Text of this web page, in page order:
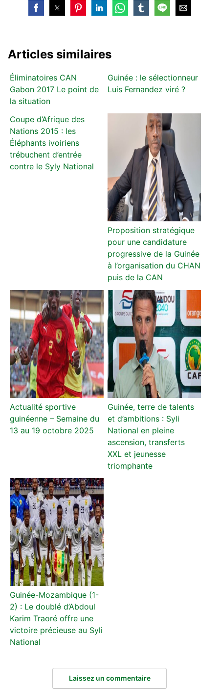
Articles similaires
Éliminatoires CAN
Gabon 2017 Le point de
la situation
Guinée : le sélectionneur
Luis Fernandez viré ?
Coupe d’Afrique des
Nations 2015 : les
Éléphants ivoiriens
trébuchent d’entrée
contre le Syly National
Proposition stratégique
pour une candidature
progressive de la Guinée
à l’organisation du CHAN
puis de la CAN
Actualité sportive
guinéenne – Semaine du
13 au 19 octobre 2025
Guinée, terre de talents
et d’ambitions : Syli
National en pleine
ascension, transferts
XXL et jeunesse
triomphante
Guinée-Mozambique (1-
2) : Le doublé d’Abdoul
Karim Traoré offre une
victoire précieuse au Syli
National
Laissez un commentaire